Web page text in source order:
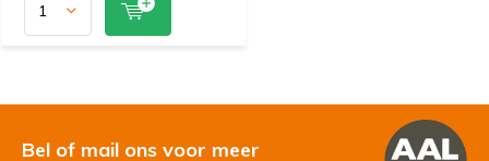
Bel of mail ons voor meer